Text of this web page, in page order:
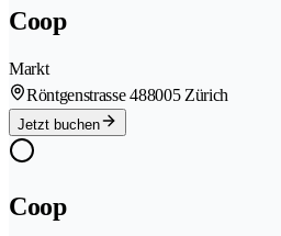
Coop
Markt
Röntgenstrasse 488005 Zürich
Jetzt buchen
Coop